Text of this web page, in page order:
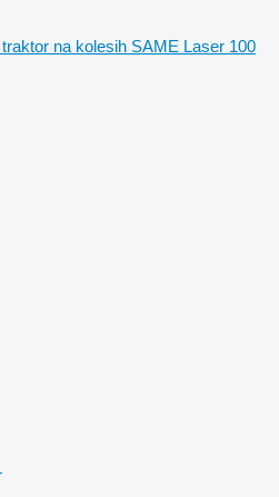
traktor na kolesih SAME Laser 100